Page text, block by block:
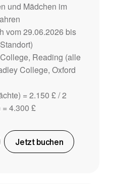
und Mädchen im
vom 29.06.2026 bis
Reading (alle
College, Oxford
= 2.150 £ / 2
4.300 £
Jetzt buchen